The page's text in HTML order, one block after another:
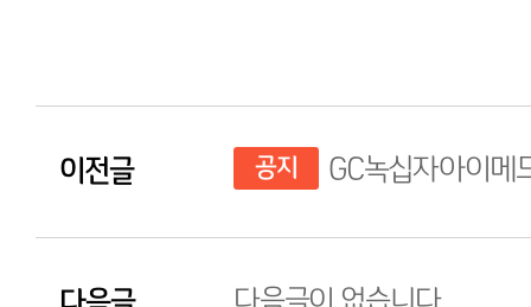
이전글 공지 GC녹십자아이메